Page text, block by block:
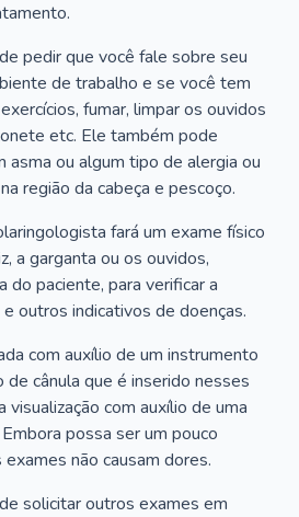
pedir que você fale sobre seu
de trabalho e se você tem
fumar, limpar os ouvidos
etc. Ele também pode
asma ou algum tipo de alergia ou
região da cabeça e pescoço.
fará um exame físico
a garganta ou os ouvidos,
do paciente, para verificar a
outros indicativos de doenças.
com auxílio de um instrumento
cânula que é inserido nesses
visualização com auxílio de uma
possa ser um pouco
não causam dores.
solicitar outros exames em